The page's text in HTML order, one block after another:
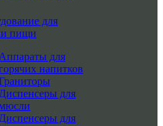
для
пищи
Аппараты для
напитков
Диспенсеры для
Диспенсеры для